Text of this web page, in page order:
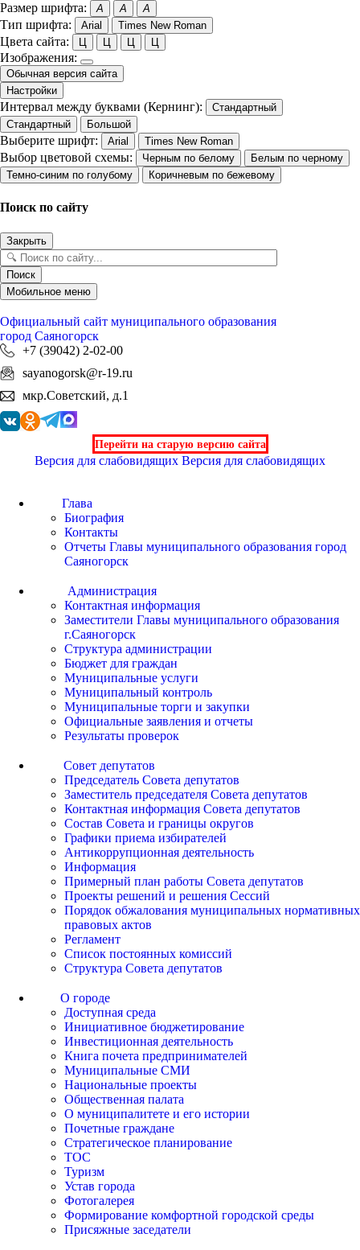
Размер шрифта: A A A
Тип шрифта: Arial Times New Roman
Цвета сайта: Ц Ц Ц Ц
Изображения:
Обычная версия сайта
Настройки
Интервал между буквами (Кернинг):
Стандартный
Стандартный
Большой
Выберите шрифт: Arial Times New Roman
Выбор цветовой схемы: Черным по белому
Белым по черному
Темно-синим по голубому
Коричневым по бежевому
Поиск по сайту
Закрыть
Поиск
Мобильное меню
Официальный сайт муниципального образования
город Саяногорск
+7 (39042) 2-02-00
sayanogorsk@r-19.ru
мкр.Советский, д.1
Перейти на старую версию сайта
Версия для слабовидящих Версия для слабовидящих
Глава
Биография
Контакты
Отчеты Главы муниципального образования город
Саяногорск
Администрация
Контактная информация
Заместители Главы муниципального образования
г.Саяногорск
Структура администрации
Бюджет для граждан
Муниципальные услуги
Муниципальный контроль
Муниципальные торги и закупки
Официальные заявления и отчеты
Результаты проверок
Совет депутатов
Председатель Совета депутатов
Заместитель председателя Совета депутатов
Контактная информация Совета депутатов
Состав Совета и границы округов
Графики приема избирателей
Антикоррупционная деятельность
Информация
Примерный план работы Совета депутатов
Проекты решений и решения Сессий
Порядок обжалования муниципальных нормативных
правовых актов
Регламент
Список постоянных комиссий
Структура Совета депутатов
О городе
Доступная среда
Инициативное бюджетирование
Инвестиционная деятельность
Книга почета предпринимателей
Муниципальные СМИ
Национальные проекты
Общественная палата
О муниципалитете и его истории
Почетные граждане
Стратегическое планирование
ТОС
Туризм
Устав города
Фотогалерея
Формирование комфортной городской среды
Присяжные заседатели